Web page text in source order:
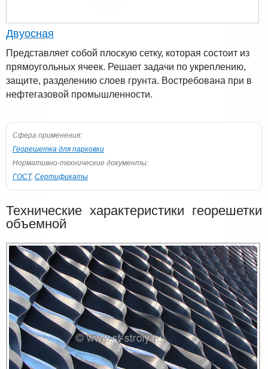
Двуосная
Представляет собой плоскую сетку, которая состоит из
прямоугольных ячеек. Решает задачи по укреплению,
защите, разделению слоев грунта. Востребована при в
нефтегазовой промышленности.
Сфера применения:
Георешетка для парковки
Нормативно-технические документы:
ГОСТ, Сертификаты
Технические характеристики георешетки
объемной